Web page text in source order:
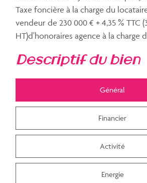
Taxe foncière à la charge du
vendeur de 230 000 € + 4,35 % TTC
HT)d'honoraires agence à la charge
descriptif du bien
Général
Financier
Activité
Energie